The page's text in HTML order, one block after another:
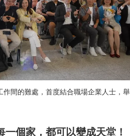
間的難處，首度結合職場企業人士，
個家，都可以變成天堂！